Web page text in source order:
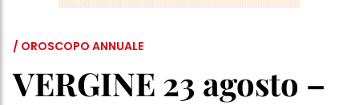
/ OROSCOPO ANNUALE
VERGINE 23 agosto –